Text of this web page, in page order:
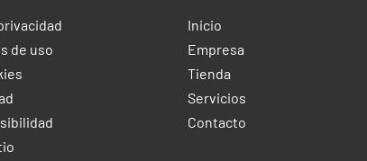
de uso
Inicio
Empresa
Tienda
Servicios
Contacto